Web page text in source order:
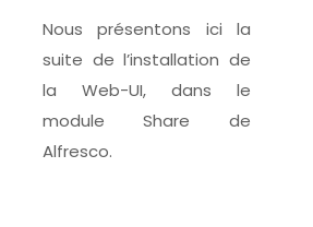
Nous présentons ici la
suite de l’installation de
la Web-UI, dans le
module Share de
Alfresco.